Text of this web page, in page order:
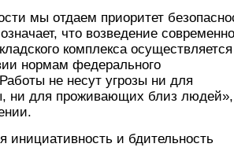
мы отдаем приоритет
что возведение
комплекса
нормам федерального
не несут угрозы ни для
ни для проживающих близ
инициативность и бдительность